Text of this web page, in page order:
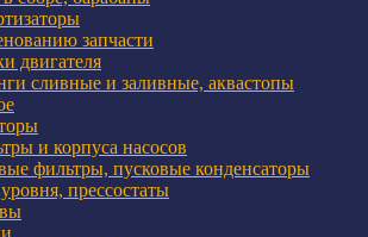
запчасти
двигателя
сливные и заливные, аквастопы
и корпуса насосов
фильтры, пусковые конденсаторы
прессостаты